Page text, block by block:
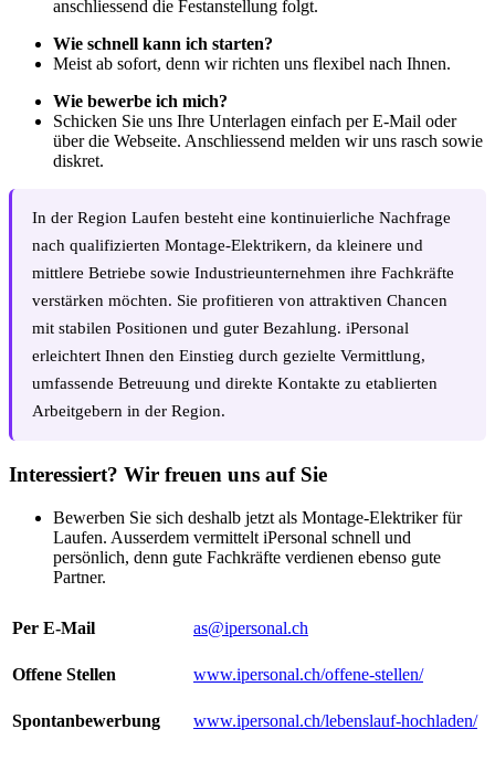
anschliessend die Festanstellung folgt.
Wie schnell kann ich starten?
Meist ab sofort, denn wir richten uns flexibel nach Ihnen.
Wie bewerbe ich mich?
Schicken Sie uns Ihre Unterlagen einfach per E-Mail oder
über die Webseite. Anschliessend melden wir uns rasch sowie
diskret.
In der Region Laufen besteht eine kontinuierliche Nachfrage
nach qualifizierten Montage-Elektrikern, da kleinere und
mittlere Betriebe sowie Industrieunternehmen ihre Fachkräfte
verstärken möchten. Sie profitieren von attraktiven Chancen
mit stabilen Positionen und guter Bezahlung. iPersonal
erleichtert Ihnen den Einstieg durch gezielte Vermittlung,
umfassende Betreuung und direkte Kontakte zu etablierten
Arbeitgebern in der Region.
Interessiert? Wir freuen uns auf Sie
Bewerben Sie sich deshalb jetzt als Montage-Elektriker für
Laufen. Ausserdem vermittelt iPersonal schnell und
persönlich, denn gute Fachkräfte verdienen ebenso gute
Partner.
Per E-Mail as@ipersonal.ch
Offene Stellen www.ipersonal.ch/offene-stellen/
Spontanbewerbung www.ipersonal.ch/lebenslauf-hochladen/